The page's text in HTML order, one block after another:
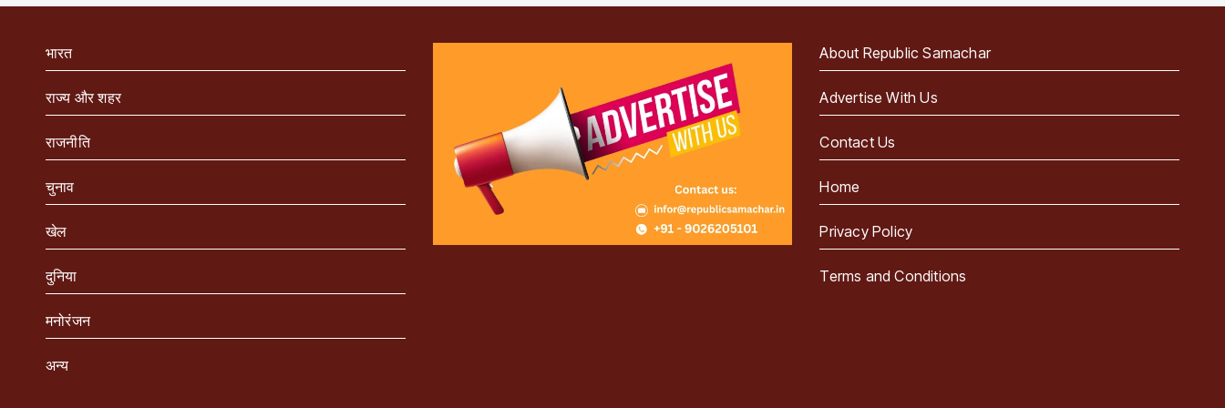
भारत
राज्य और शहर
राजनीति
चुनाव
खेल
दुनिया
मनोरंजन
अन्य
About Republic Samachar
Advertise With Us
Contact Us
Home
Privacy Policy
Terms and Conditions